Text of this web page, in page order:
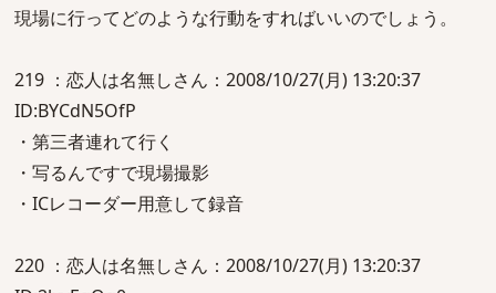
現場に行ってどのような行動をすればいいのでしょう。
219 ：恋人は名無しさん：2008/10/27(月) 13:20:37
ID:BYCdN5OfP
・第三者連れて行く
・写るんですで現場撮影
・ICレコーダー用意して録音
220 ：恋人は名無しさん：2008/10/27(月) 13:20:37